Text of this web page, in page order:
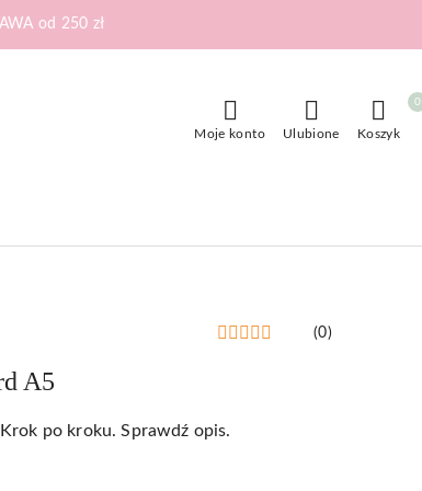
od 250 zł
Moje konto Ulubione Koszyk
0
(0)
A5
po kroku. Sprawdź opis.